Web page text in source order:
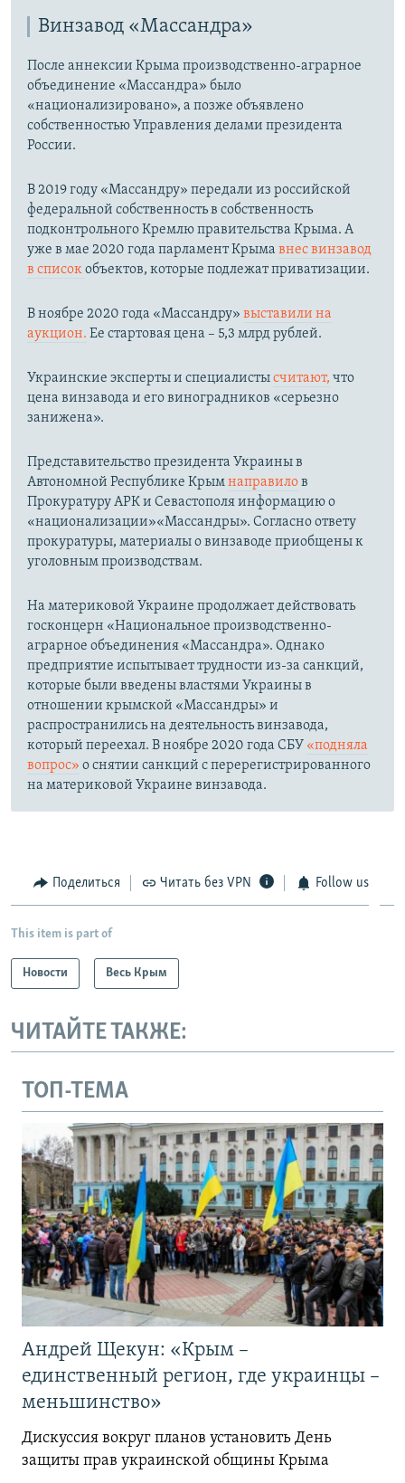
Винзавод «Массандра»
После аннексии Крыма производственно-аграрное
объединение «Массандра» было
«национализировано», а позже объявлено
собственностью Управления делами президента
России.
В 2019 году «Массандру» передали из российской
федеральной собственность в собственность
подконтрольного Кремлю правительства Крыма. А
уже в мае 2020 года парламент Крыма внес винзавод
в списокобъектов, которые подлежат приватизации.
В ноябре 2020 года «Массандру» выставили на
аукцион. Ее стартовая цена – 5,3 млрд рублей.
Украинские эксперты и специалистысчитают, что
цена винзавода и его виноградников «серьезно
занижена».
Представительство президента Украины в
Автономной Республике Крымнаправилов
Прокуратуру АРК и Севастополя информацию о
«национализации»«Массандры». Согласно ответу
прокуратуры, материалы о винзаводе приобщены к
уголовным производствам.
На материковой Украине продолжает действовать
госконцерн «Национальное производственно-
аграрное объединения «Массандра». Однако
предприятие испытывает трудности из-за санкций,
которые были введены властями Украины в
отношении крымской «Массандры» и
распространились на деятельность винзавода,
который переехал. В ноябре 2020 года СБУ «подняла
вопрос» о снятии санкций с перерегистрированного
на материковой Украине винзавода.
Поделиться Читать без VPN Follow us
This item is part of
Новости Весь Крым
ЧИТАЙТЕ ТАКЖЕ:
ТОП-ТЕМА
Андрей Щекун: «Крым –
единственный регион, где украинцы –
меньшинство»
Дискуссия вокруг планов установить День
защиты прав украинской общины Крыма